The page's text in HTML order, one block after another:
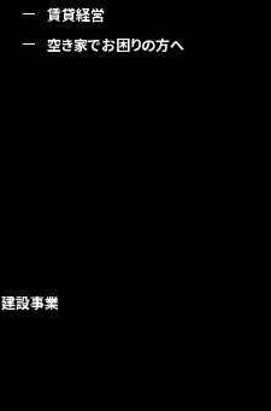
賃貸経営
空き家でお困りの方へ
建設事業